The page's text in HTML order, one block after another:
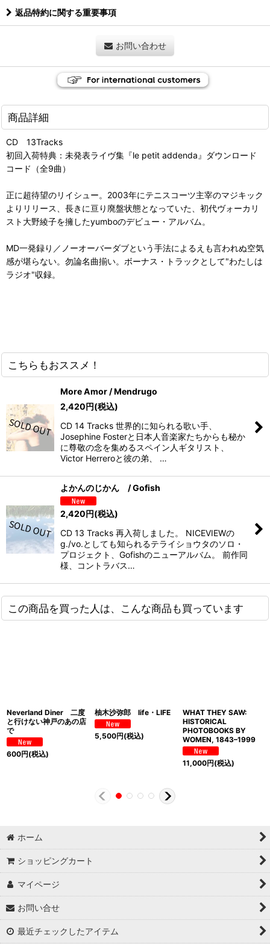
返品特約に関する重要事項
お問い合わせ
商品詳細
CD 13Tracks
初回入荷特典：未発表ライヴ集『le petit addenda』ダウンロード
コード（全9曲）
正に超待望のリイシュー。2003年にテニスコーツ主宰のマジキック
よりリリース、長きに亘り廃盤状態となっていた、初代ヴォーカリ
スト大野綾子を擁したyumboのデビュー・アルバム。
MD一発録り／ノーオーバーダブという手法によるえも言われぬ空気
感が堪らない。勿論名曲揃い。ボーナス・トラックとして"わたしは
ラジオ"収録。
こちらもおススメ！
More Amor / Mendrugo
2,420円(税込)
CD 14 Tracks 世界的に知られる歌い手、
Josephine Fosterと日本人音楽家たちからも秘か
に尊敬の念を集めるスペイン人ギタリスト、
Victor Herreroと彼の弟、 …
よかんのじかん / Gofish
2,420円(税込)
CD 13 Tracks 再入荷しました。 NICEVIEWの
g./vo.としても知られるテライショウタのソロ・
プロジェクト、Gofishのニューアルバム。 前作同
様、コントラバス…
この商品を買った人は、こんな商品も買っています
Neverland Diner 二度
と行けない神戸のあの店
で
600円(税込)
柚木沙弥郎 life・LIFE
5,500円(税込)
WHAT THEY SAW:
HISTORICAL
PHOTOBOOKS BY
WOMEN, 1843–1999
11,000円(税込)
ホーム
ショッピングカート
マイページ
お問い合せ
最近チェックしたアイテム